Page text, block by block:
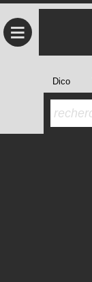
≡
Dico